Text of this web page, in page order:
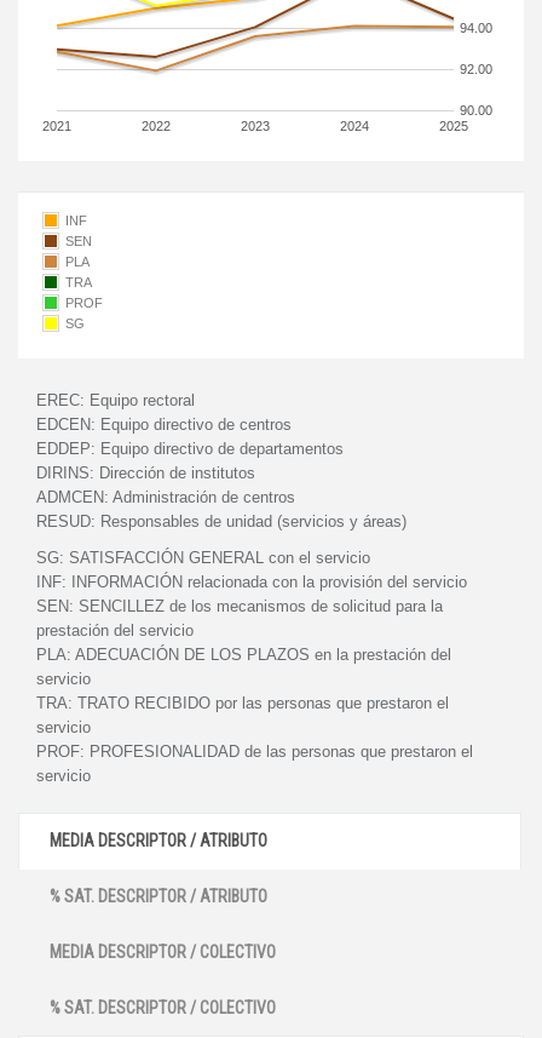
2021 2022 2023 2024 2025
90.00
92.00
94.00
INF
SEN
PLA
TRA
PROF
SG
EREC: Equipo rectoral
EDCEN: Equipo directivo de centros
EDDEP: Equipo directivo de departamentos
DIRINS: Dirección de institutos
ADMCEN: Administración de centros
RESUD: Responsables de unidad (servicios y áreas)
SG: SATISFACCIÓN GENERAL con el servicio
INF:
INFORMACIÓN relacionada con la provisión del servicio
SEN: SENCILLEZ de los mecanismos de solicitud para la
prestación del servicio
PLA: ADECUACIÓN DE LOS PLAZOS en la prestación del
servicio
TRA: TRATO RECIBIDO por las personas que prestaron el
servicio
PROF: PROFESIONALIDAD de las personas que prestaron el
servicio
MEDIA DESCRIPTOR / ATRIBUTO
% SAT. DESCRIPTOR / ATRIBUTO
MEDIA DESCRIPTOR / COLECTIVO
% SAT. DESCRIPTOR / COLECTIVO